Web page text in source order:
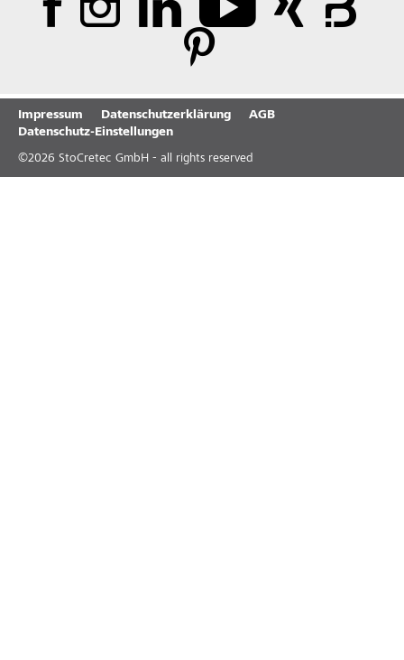
Impressum Datenschutzerklärung
AGB
Datenschutz-Einstellungen
©2026 StoCretec GmbH - all rights reserved